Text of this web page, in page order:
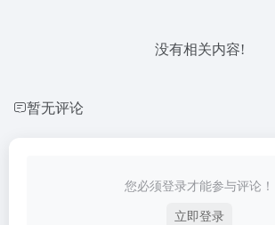
没有相关内容!
暂无评论
您必须登录才能参与评论！
立即登录